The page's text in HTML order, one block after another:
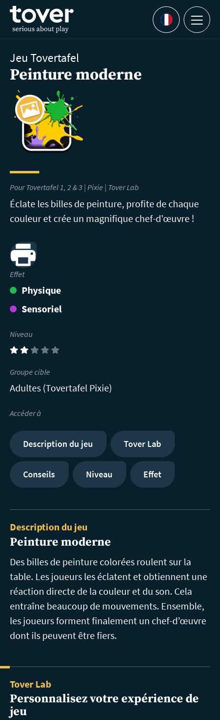
Aller au contenu principal
Languages
Menu
Jeu Tovertafel
Peinture moderne
Pour Tovertafel 1, 2 & 3 | Pixie | Tover Lab
Éclate les billes de peinture, profite de chaque
couleur et crée un magnifique chef-d'œuvre !
Print
Effet
Physique
Sensoriel
Niveau
(2)
Groupe cible
Adultes (Tovertafel Pixie)
Accéder à
Description du jeu Tover Lab
Conseils Niveau Effet
Description du jeu
Peinture moderne
Des billes de peinture colorées roulent sur la
table. Les joueurs les éclatent et obtiennent une
réaction directe de la couleur et du son. Cela
entraîne beaucoup de mouvements. Ensemble,
les joueurs forment finalement un chef-d’œuvre
dont ils peuvent être fiers.
Tover Lab
Personnalisez votre expérience de
jeu